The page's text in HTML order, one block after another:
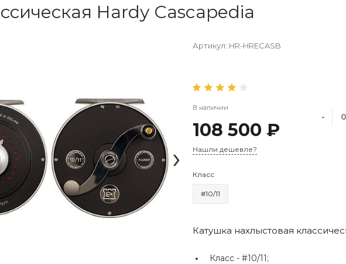
Hardy Cascapedia
›
Артикул: HR-HRECASB
В наличии
108 500 ₽
-
Нашли дешевле?
Класс
#10/11
Катушка нахлыстовая
Класс - #10/11;